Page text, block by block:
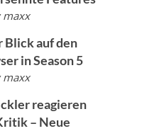
maxx
Blick auf den
in Season 5
maxx
reagieren
– Neue